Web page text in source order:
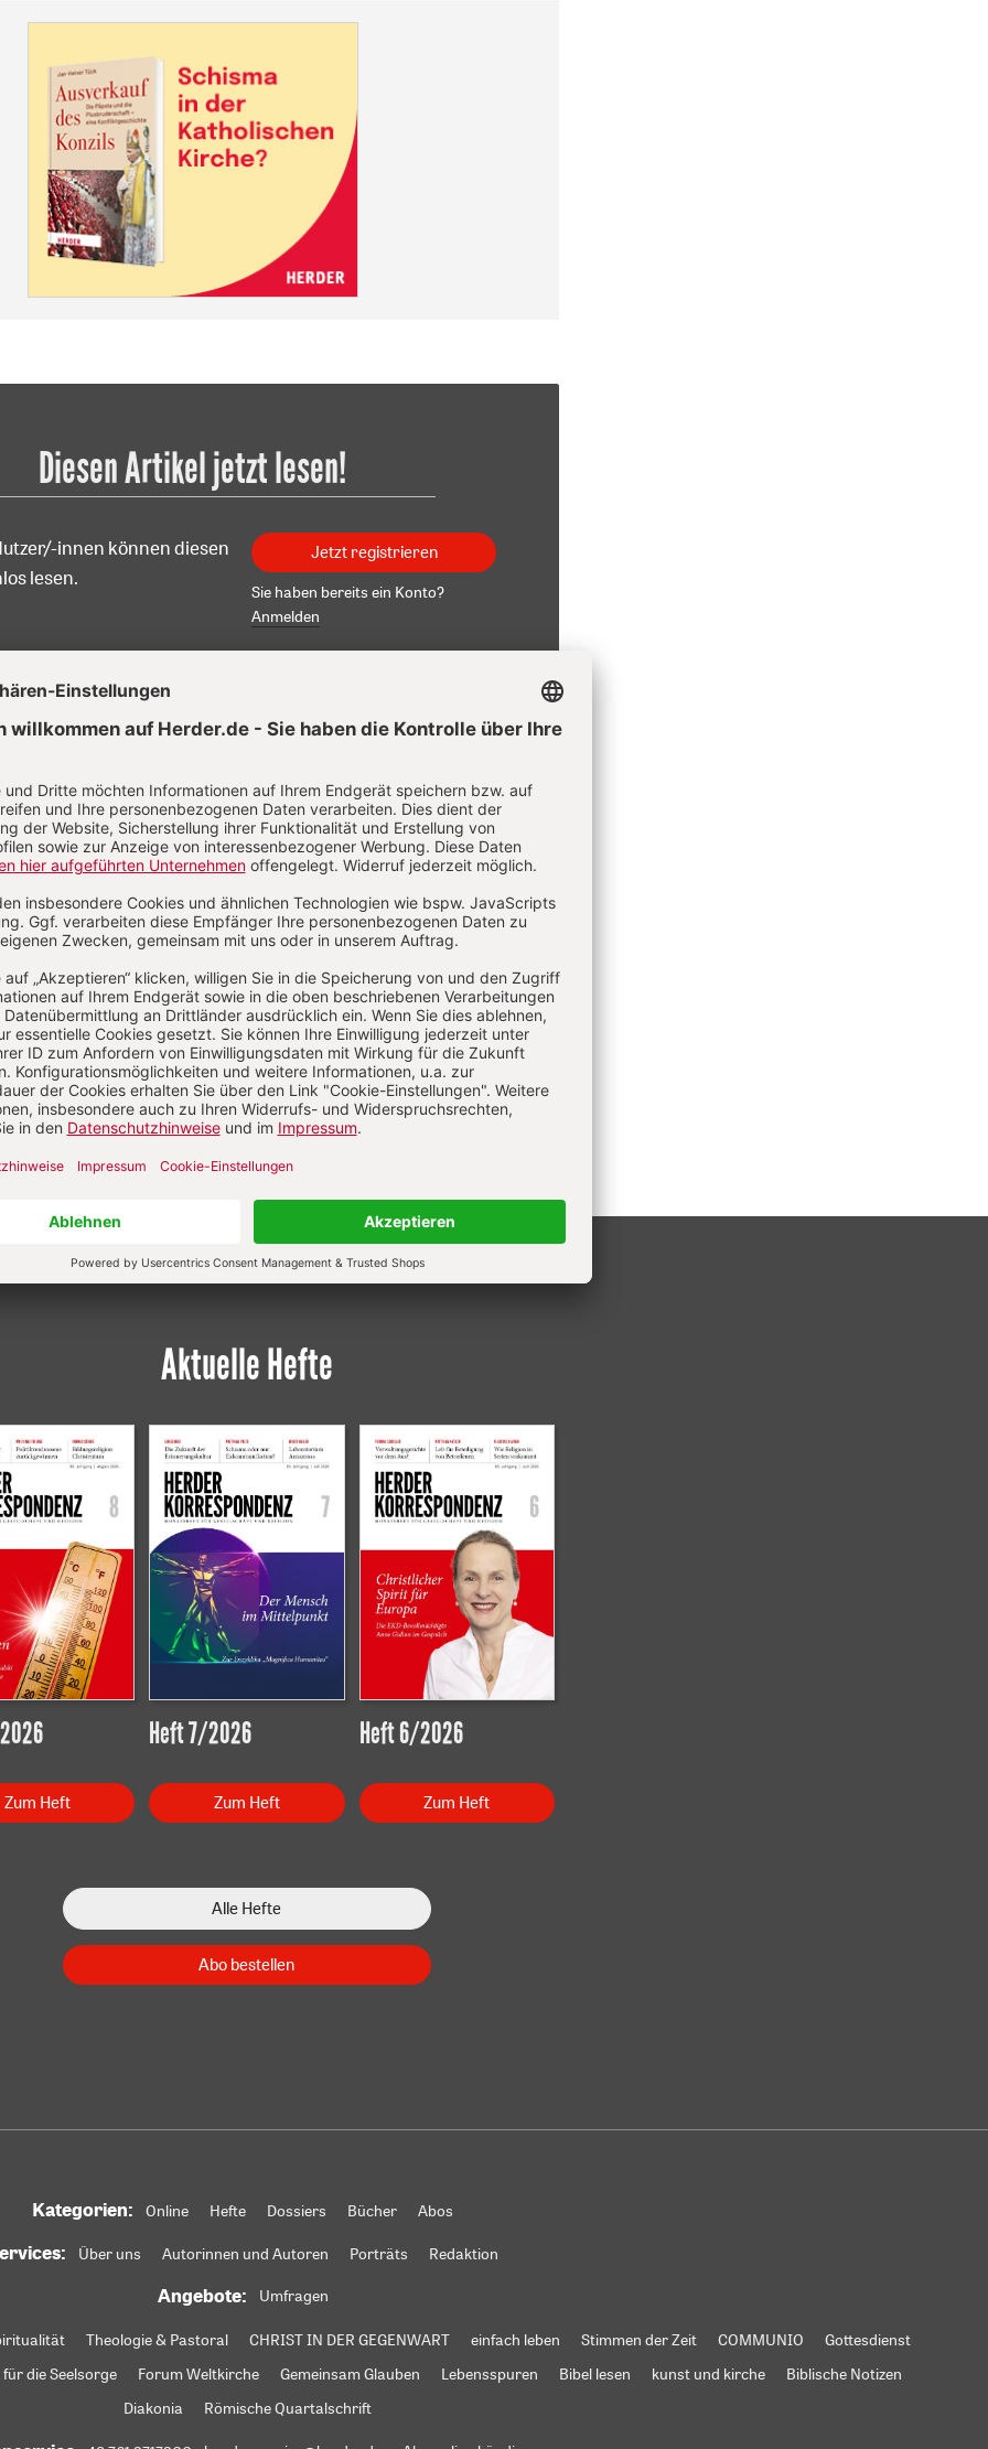
Diesen Artikel jetzt lesen!
innen können diesen
lesen.
Jetzt registrieren
Sie haben bereits ein Konto?
Anmelden
geboren 1950, Dr. theol. Dr. h.c., studierte katholische
und Germanistik an der Universität Freiburg und der
Tübingen. Von 1974 bis 1979 war er Wissenschaftlicher
am Lehrstuhl für Dogmatik und Ökumenische Theologie der
Fakultät Freiburg (Professur Karl Lehmann). 1979
er als Redakteur zur "Herder Korrespondenz", die er von 1991
als Chefredakteur wesentlich prägte. 2005 wurde ihm das
als „Würdigung für seine Verdienste in Kirche und
verliehen. Seit 2015 ist Ruh Honorarprofessor an der
Fakultät der Albert-Ludwigs-Universität Freiburg.
Aktuelle Hefte
Zum Heft
Heft 7/2026
Zum Heft
Heft 6/2026
Zum Heft
Alle Hefte
Abo bestellen
Kategorien: Online Hefte Dossiers Bücher Abos
Über uns Autorinnen und Autoren Porträts Redaktion
Angebote: Umfragen
Theologie & Pastoral CHRIST IN DER GEGENWART einfach leben Stimmen der Zeit COMMUNIO
Gottesdienst
die Seelsorge Forum Weltkirche Gemeinsam Glauben Lebensspuren Bibel lesen kunst und kirche
Biblische Notizen
Diakonia
Römische Quartalschrift